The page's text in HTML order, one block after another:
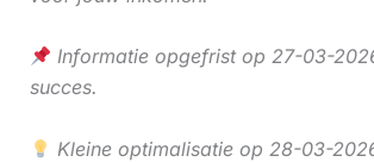
Informatie opgefrist op 27-03-
succes.
Kleine optimalisatie op 28-03-